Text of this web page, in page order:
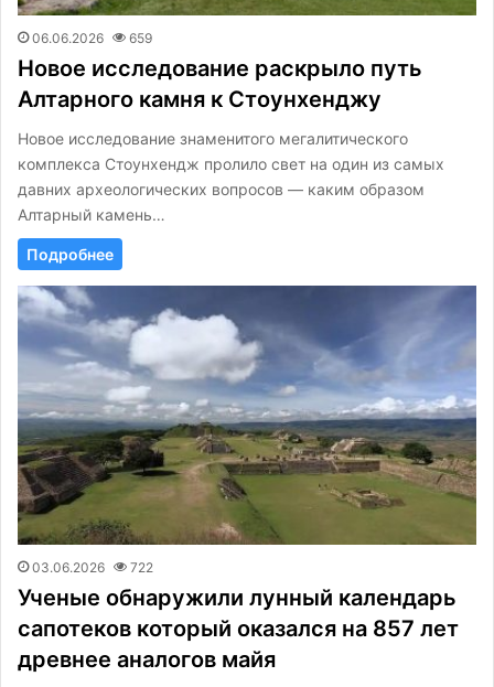
06.06.2026 659
Новое исследование раскрыло путь
Алтарного камня к Стоунхенджу
Новое исследование знаменитого мегалитического
комплекса Стоунхендж пролило свет на один из самых
давних археологических вопросов — каким образом
Алтарный камень…
Подробнее
03.06.2026 722
Ученые обнаружили лунный календарь
сапотеков который оказался на 857 лет
древнее аналогов майя